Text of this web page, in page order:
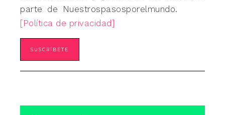
parte de Nuestrospasosporelmundo.
[Política de privacidad]